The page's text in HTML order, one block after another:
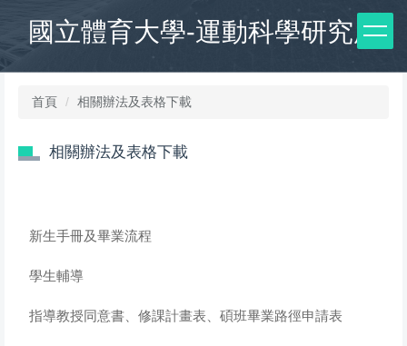
要
國立體育大學-運動科學研究所
首頁 相關辦法及表格下載
相關辦法及表格下載
新生手冊及畢業流程
學生輔導
指導教授同意書、修課計畫表、碩班畢業路徑申請表